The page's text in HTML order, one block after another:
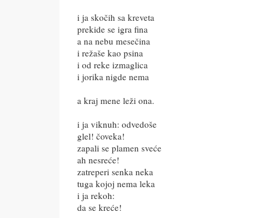
i ja skočih sa kreveta
prekide se igra fina
a na nebu mesečina
i režaše kao psina
i od reke izmaglica
i jorika nigde nema
a kraj mene leži ona.
i ja viknuh: odvedoše
glel! čoveka!
zapali se plamen sveće
ah nesreće!
zatreperi senka neka
tuga kojoj nema leka
i ja rekoh:
da se kreće!